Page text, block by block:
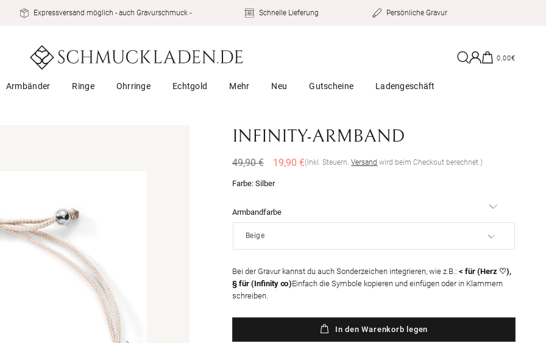
Expressversand möglich - auch Gravurschmuck - Schnelle Lieferung Persönliche Gravur
Armbänder Ringe Ohrringe Echtgold Mehr Neu Gutscheine Ladengeschäft
EinloggenWarenkorb
0,00€
INFINITY-ARMBAND
Normaler
49,90 € Verkaufspreis
19,90 €(Inkl. Steuern.Versand wird beim Checkout berechnet )
Farbe:Silber
Armbandfarbe
Bei der Gravur kannst du auch Sonderzeichen integrieren, wie z.B.: < für (Herz ♡),
§ für (Infinity ∞)Einfach die Symbole kopieren und einfügen oder in Klammern
schreiben.
In den Warenkorb legen